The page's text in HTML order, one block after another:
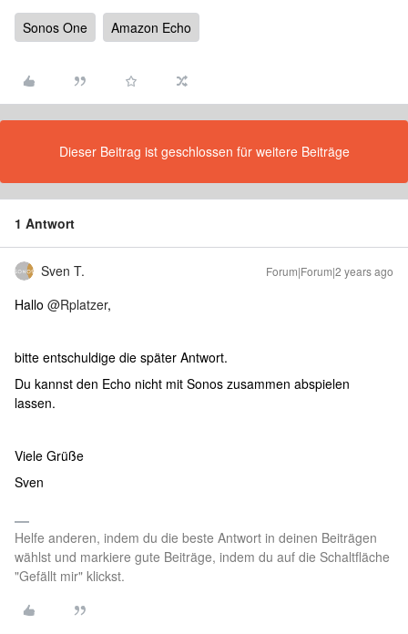
Sonos One Amazon Echo
Dieser Beitrag ist geschlossen für weitere Beiträge
1 Antwort
Sven T. Forum|Forum|2 years ago
Hallo @Rplatzer,
bitte entschuldige die später Antwort.
Du kannst den Echo nicht mit Sonos zusammen abspielen
lassen.
Viele Grüße
Sven
Helfe anderen, indem du die beste Antwort in deinen Beiträgen
wählst und markiere gute Beiträge, indem du auf die Schaltfläche
"Gefällt mir" klickst.